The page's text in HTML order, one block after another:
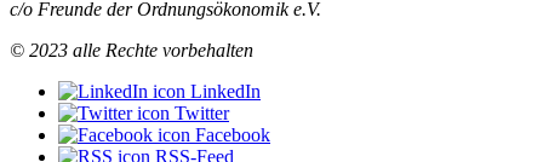
c/o Freunde der Ordnungsökonomik e.V.
© 2023 alle Rechte vorbehalten
LinkedIn
Twitter
Facebook
RSS-Feed